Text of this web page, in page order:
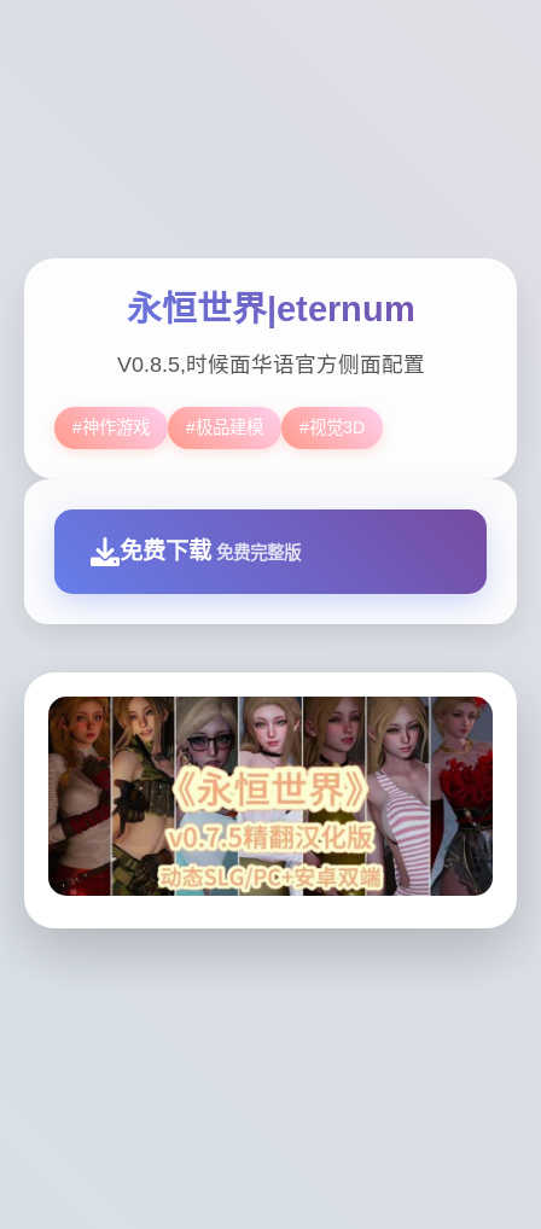
永恒世界|eternum
V0.8.5,时候面华语官方侧面配置
#神作游戏 #极品建模 #视觉3D
免费下载 免费完整版